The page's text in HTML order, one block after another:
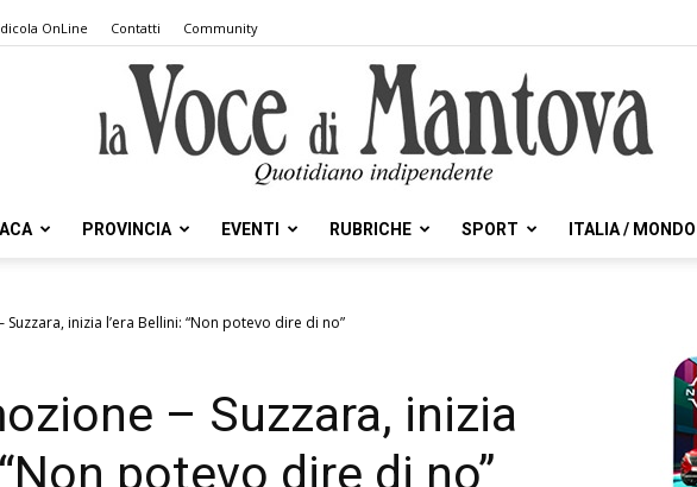
OnLine Contatti Community
PROVINCIA EVENTI RUBRICHE SPORT ITALIA / MONDO
inizia l’era Bellini: “Non potevo dire di no”
– Suzzara, inizia
potevo dire di no”